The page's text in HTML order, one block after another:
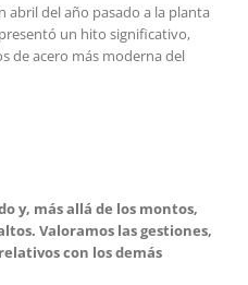
abril del año pasado a la planta
un hito significativo,
de acero más moderna del
y, más allá de los montos,
Valoramos las gestiones,
con los demás